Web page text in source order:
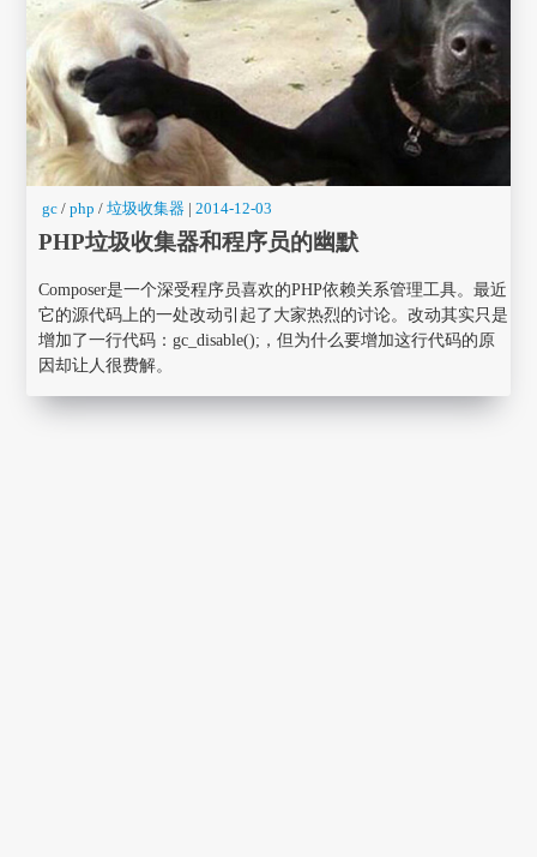
gc / php / 垃圾收集器 |2014-12-03
PHP垃圾收集器和程序员的幽默
Composer是一个深受程序员喜欢的PHP依赖关系管理工具。最近
它的源代码上的一处改动引起了大家热烈的讨论。改动其实只是
增加了一行代码：gc_disable();，但为什么要增加这行代码的原
因却让人很费解。